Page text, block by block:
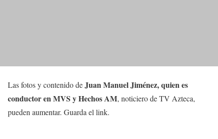
Las fotos y contenido deJuan Manuel Jiménez, quien es
conductoren MVS y Hechos AM, noticiero de TV Azteca,
pueden aumentar. Guarda el link.